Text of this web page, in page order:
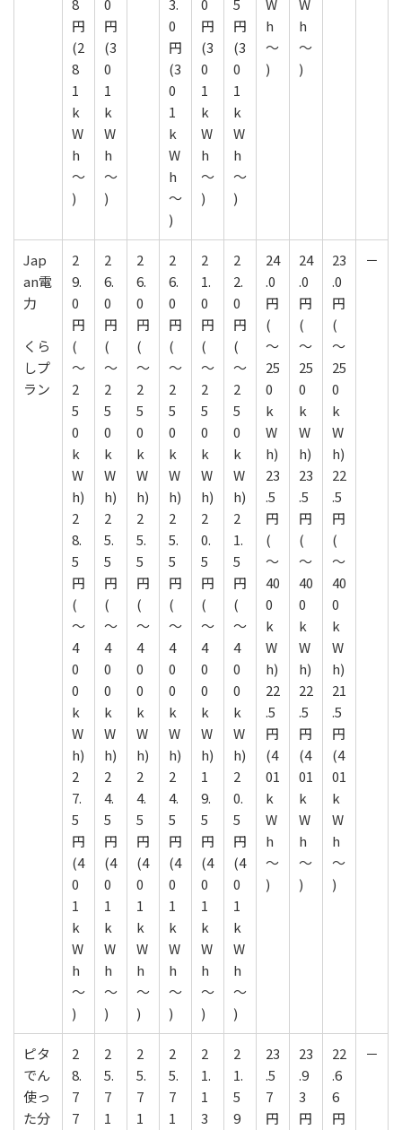
8
円
(2
8
1
k
W
h
～
)
0
円
(3
0
1
k
W
h
～
)
3.
0
円
(3
0
1
k
W
h
～
)
0
円
(3
0
1
k
W
h
～
)
5
円
(3
0
1
k
W
h
～
)
W
h
～
)
W
h
～
)
Jap
an電
力
くら
しプ
ラン
2
9.
0
円
(
～
2
5
0
k
W
h)
2
8.
5
円
(
～
4
0
0
k
W
h)
2
7.
5
円
(4
0
1
k
W
h
～
)
2
6.
0
円
(
～
2
5
0
k
W
h)
2
5.
5
円
(
～
4
0
0
k
W
h)
2
4.
5
円
(4
0
1
k
W
h
～
)
2
6.
0
円
(
～
2
5
0
k
W
h)
2
5.
5
円
(
～
4
0
0
k
W
h)
2
4.
5
円
(4
0
1
k
W
h
～
)
2
6.
0
円
(
～
2
5
0
k
W
h)
2
5.
5
円
(
～
4
0
0
k
W
h)
2
4.
5
円
(4
0
1
k
W
h
～
)
2
1.
0
円
(
～
2
5
0
k
W
h)
2
0.
5
円
(
～
4
0
0
k
W
h)
1
9.
5
円
(4
0
1
k
W
h
～
)
2
2.
0
円
(
～
2
5
0
k
W
h)
2
1.
5
円
(
～
4
0
0
k
W
h)
2
0.
5
円
(4
0
1
k
W
h
～
)
24
.0
円
(
～
25
0
k
W
h)
23
.5
円
(
～
40
0
k
W
h)
22
.5
円
(4
01
k
W
h
～
)
24
.0
円
(
～
25
0
k
W
h)
23
.5
円
(
～
40
0
k
W
h)
22
.5
円
(4
01
k
W
h
～
)
23
.0
円
(
～
25
0
k
W
h)
22
.5
円
(
～
40
0
k
W
h)
21
.5
円
(4
01
k
W
h
～
)
－
ピタ
でん
使っ
た分
2
8.
7
7
2
5.
7
1
2
5.
7
1
2
5.
7
1
2
1.
1
3
2
1.
5
9
23
.5
7
円
23
.9
3
円
22
.6
6
円
－